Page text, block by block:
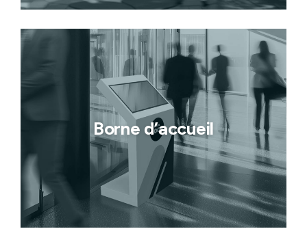
Borne d’accueil